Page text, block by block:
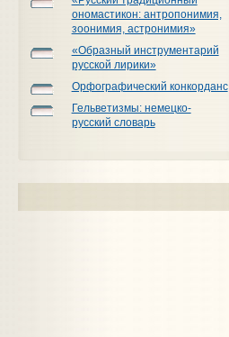
ономастикон: антропонимия,
зоонимия, астронимия»
«Образный инструментарий
русской лирики»
Орфографический конкорданс
Гельветизмы: немецко-
русский словарь